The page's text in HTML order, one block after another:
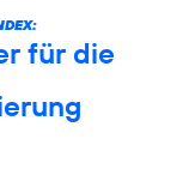
für die